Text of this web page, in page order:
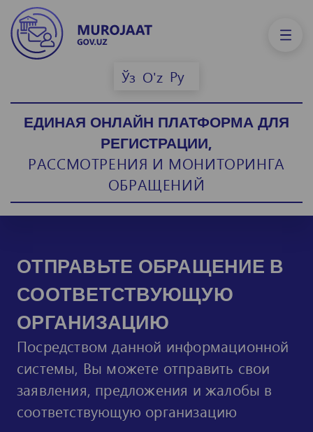
ЕДИНАЯ ОНЛАЙН ПЛАТФОРМА ДЛЯ
РЕГИСТРАЦИИ,
РАССМОТРЕНИЯ И МОНИТОРИНГА
ОБРАЩЕНИЙ
Ўз O'z Ру
ОТПРАВЬТЕ ОБРАЩЕНИЕ В
СООТВЕТСТВУЮЩУЮ
ОРГАНИЗАЦИЮ
Посредством данной информационной
системы, Вы можете отправить свои
заявления, предложения и жалобы в
соответствующую организацию